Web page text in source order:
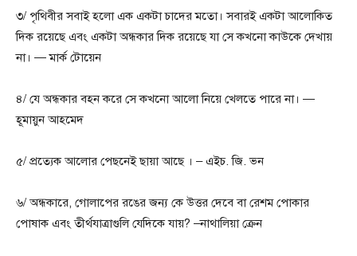
৩/ পৃথিবীর সবাই হলো এক একটা চাদের মতো। সবারই একটা আলোকিত
দিক রয়েছে এবং একটা অন্ধকার দিক রয়েছে যা সে কখনো কাউকে দেখায়
না। — মার্ক টোয়েন
৪/ যে অন্ধকার বহন করে সে কখনো আলো নিয়ে খেলতে পারে না। —
হূমায়ুন আহমেদ
৫/ প্রত্যেক আলোর পেছনেই ছায়া আছে । – এইচ. জি. ভন
৬/ অন্ধকারে, গোলাপের রঙের জন্য কে উত্তর দেবে বা রেশম পোকার
পোষাক এবং তীর্থযাত্রাগুলি যেদিকে যায়? –নাথালিয়া ক্রেন